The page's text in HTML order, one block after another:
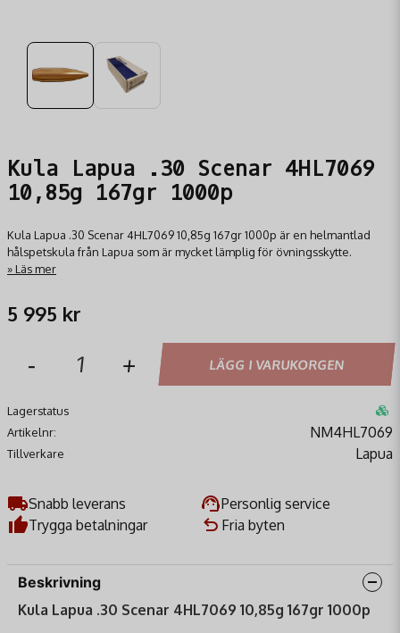
Kula Lapua .30 Scenar 4HL7069
10,85g 167gr 1000p
Kula Lapua .30 Scenar 4HL7069 10,85g 167gr 1000p är en helmantlad
hålspetskula från Lapua som är mycket lämplig för övningsskytte.
Läs mer
5 995 kr
- + LÄGG I VARUKORGEN
Lagerstatus
Artikelnr:
NM4HL7069
Tillverkare Lapua
Snabb leverans
Personlig service
Trygga betalningar
Fria byten
Beskrivning
Kula Lapua .30 Scenar 4HL7069 10,85g 167gr 1000p